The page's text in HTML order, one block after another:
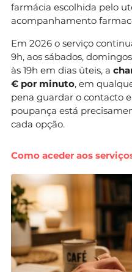
farmácia escolhida pelo
acompanhamento
Em 2026 o serviço
9h, aos sábados,
às 19h em dias úteis, a
€ por minuto, em
pena guardar o contacto
poupança está
cada opção.
Como aceder aos